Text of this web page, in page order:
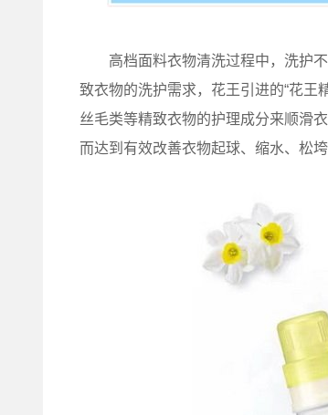
高档面料衣物清洗过程中，洗护不
致衣物的洗护需求，花王引进的“花王
丝毛类等精致衣物的护理成分来顺滑
而达到有效改善衣物起球、缩水、松